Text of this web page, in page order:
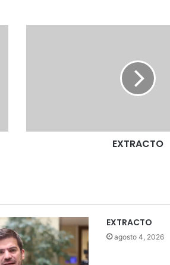
EXTRACTO
EXTRACTO
agosto 4, 2026